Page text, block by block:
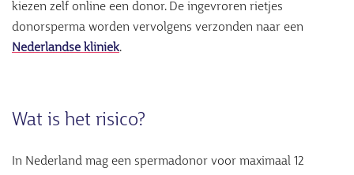
kiezen zelf online een donor. De ingevroren rietjes
donorsperma worden vervolgens verzonden naar een
Nederlandse kliniek.
Wat is het risico?
In Nederland mag een spermadonor voor maximaal 12